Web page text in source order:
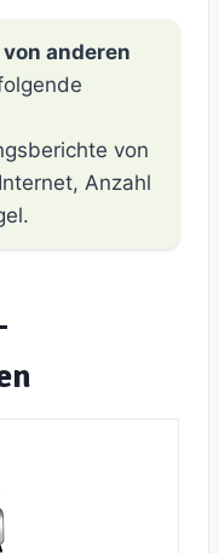
anderen
von
Anzahl